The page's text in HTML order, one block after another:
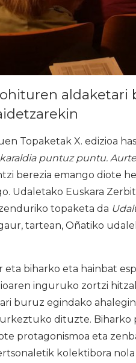
aldaketari
Topaketak X. edizioa
puntuz puntu.
berezia emango diote
Udaletako Euskara
topaketa da
tartean, Oñatiko
biharko eta hainbat
inguruko zortzi
buruz egindako
dituzte. Biharko
protagonismoa eta
kolektibora nola